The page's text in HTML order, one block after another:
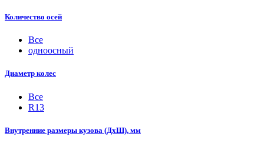
Количество осей
Все
одноосный
Диаметр колес
Все
R13
Внутренние размеры кузова (ДхШ), мм